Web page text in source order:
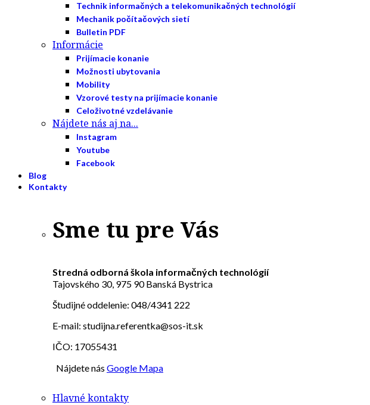
Technik informačných a telekomunikačných technológií
Mechanik počítačových sietí
Bulletin PDF
Informácie
Prijímacie konanie
Možnosti ubytovania
Mobility
Vzorové testy na prijímacie konanie
Celoživotné vzdelávanie
Nájdete nás aj na...
Instagram
Youtube
Facebook
Blog
Kontakty
Sme tu pre Vás
Stredná odborná škola informačných technológií
Tajovského 30, 975 90 Banská Bystrica
Študijné oddelenie: 048/4341 222
E-mail: studijna.referentka@sos-it.sk
IČO: 17055431
Nájdete nás Google Mapa
Hlavné kontakty